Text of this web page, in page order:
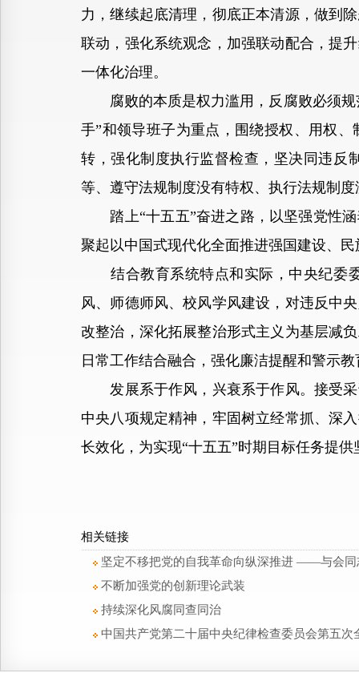
力，继续起底清理，彻底正本清源，做到
联动，强化系统观念，加强联动配合，提
一体化治理。
腐败的本质是权力滥用，反腐败必须规
手”和领导班子为重点，围绕授权、用权
转，强化制度执行监督检查，坚决同违反
等、遵守法规制度没有特权、执行法规制
踏上“十五五”奋进之路，以坚强党性涵
聚起以中国式现代化全面推进强国建设、
结合教育系统特点和实际，中央纪委委
风、师德师风、校风学风建设，对违反中
改整治，深化拓展整治形式主义为基层减
日常工作结合融合，强化廉洁提醒和警示
发展系于作风，兴衰系于作风。接受采
中央八项规定精神，牢固树立经常抓、深
长效化，为实现“十五五”时期目标任务提供
相关链接
坚定不移把党的自我革命向纵深推进 ——与会同
不断加强党的创新理论武装
持续深化风腐同查同治
中国共产党第二十届中央纪律检查委员会第五次